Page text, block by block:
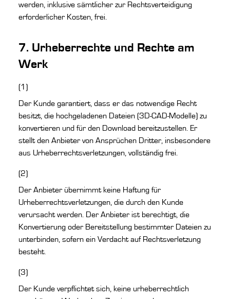
werden, inklusive sämtlicher zur Rechtsverteidigung
erforderlicher Kosten, frei.
7. Urheberrechte und Rechte am
Werk
(1)
Der Kunde garantiert, dass er das notwendige Recht
besitzt, die hochgeladenen Dateien (3D-CAD-Modelle) zu
konvertieren und für den Download bereitzustellen. Er
stellt den Anbieter von Ansprüchen Dritter, insbesondere
aus Urheberrechtsverletzungen, vollständig frei.
(2)
Der Anbieter übernimmt keine Haftung für
Urheberrechtsverletzungen, die durch den Kunde
verursacht werden. Der Anbieter ist berechtigt, die
Konvertierung oder Bereitstellung bestimmter Dateien zu
unterbinden, sofern ein Verdacht auf Rechtsverletzung
besteht.
(3)
Der Kunde verpflichtet sich, keine urheberrechtlich